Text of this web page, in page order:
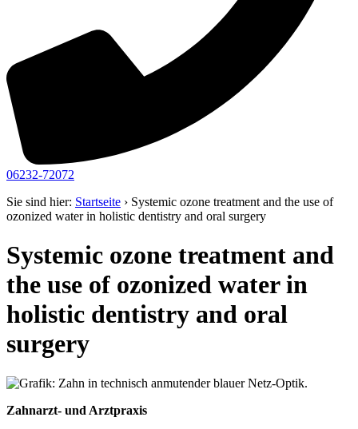
06232-72072
Sie sind hier: Startseite › Systemic ozone treatment and the use of
ozonized water in holistic dentistry and oral surgery
Systemic ozone treatment and
the use of ozonized water in
holistic dentistry and oral
surgery
Zahnarzt- und Arztpraxis